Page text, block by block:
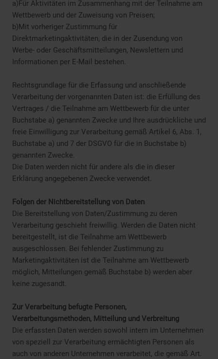
a)Für Aktivitäten im Zusammenhang mit der Teilnahme am
Wettbewerb und der Zuweisung von Preisen;
b)Mit vorheriger Zustimmung für
Direktmarketingaktivitäten, die in der Zusendung von
Werbe- oder Geschäftsmitteilungen, Newslettern und
Informationen per E-Mail bestehen.
Rechtsgrundlage für die Erfassung und anschließende
Verarbeitung der vorgenannten Daten ist: die Erfüllung des
Vertrages / die Teilnahme am Wettbewerb für die unter
Buchstabe a) genannten Zwecke und Ihre ausdrückliche und
freie Einwilligung zur Verarbeitung gemäß Artikel 6, Abs. 1,
Buchstabe a) und 7 der DSGVO für die in Buchstabe b)
genannten Zwecke.
Die Daten werden nicht für andere als die in dieser
Erklärung angegebenen Zwecke verwendet.
Folgen der Nichtbereitstellung von Daten
Die Bereitstellung von Daten/Zustimmung zu deren
Verarbeitung geschieht freiwillig. Werden die Daten nicht
bereitgestellt, ist die Teilnahme am Wettbewerb
ausgeschlossen. Bei fehlender Zustimmung zu
Marketingaktivitäten ist die Teilnahme am Wettbewerb
möglich, Mitteilungen gemäß Buchstabe b) werden aber
keine zugesandt.
Zur Verarbeitung befugte Personen,
Verarbeitungsmethoden, Mitteilung und Verbreitung
Die erfassten Daten werden sowohl intern im Unternehmen
von speziell zur Verarbeitung ermächtigten Personen als
auch von anderen Unternehmen verarbeitet, die gemäß Art.